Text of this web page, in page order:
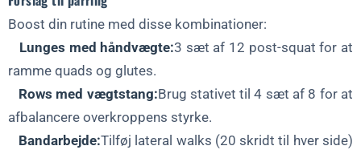
Boost din rutine med disse kombinationer:
Lunges med håndvægte:3 sæt af 12 post-squat for at
ramme quads og glutes.
Rows med vægtstang: Brug stativet til 4 sæt af 8 for at
afbalancere overkroppens styrke.
Bandarbejde:Tilføj lateral walks (20 skridt til hver side)